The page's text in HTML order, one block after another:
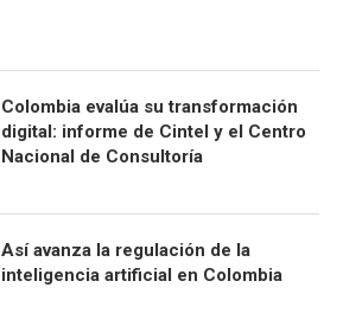
Colombia evalúa su transformación
digital: informe de Cintel y el Centro
Nacional de Consultoría
Así avanza la regulación de la
inteligencia artificial en Colombia